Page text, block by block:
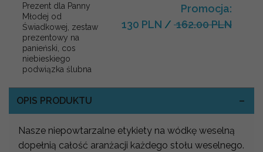
Prezent dla Panny
Młodej od
Świadkowej, zestaw
prezentowy na
panieński, cos
niebieskiego
podwiązka ślubna
Promocja:
130 PLN / 162.00 PLN
OPIS PRODUKTU
Nasze niepowtarzalne etykiety na wódkę weselną
dopełnią całość aranżacji każdego stołu weselnego.